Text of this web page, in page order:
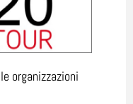
organizzazioni